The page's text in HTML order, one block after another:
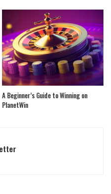
A Beginner’s Guide to Winning on
PlanetWin